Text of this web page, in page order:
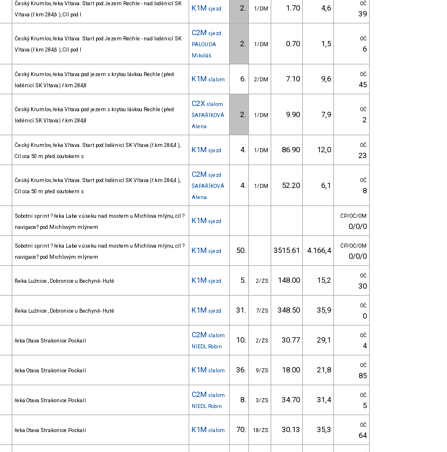
Český Krumlov, řeka Vltava. Start pod Jezem Rechle - nad loděnicí SK
Vltava (ř.km 284,6 ), Cíl pod l
K1M sjezd 2. 1/DM 1.70 4,6 OČ
39
Český Krumlov, řeka Vltava. Start pod Jezem Rechle - nad loděnicí SK
Vltava (ř.km 284,6 ), Cíl pod l
C2M sjezd
PALOUDA
Mikoláš
2. 1/DM 0.70 1,5
OČ
6
Český Krumlov, řeka Vltava pod jezem s krytou lávkou Rechle (před
loděnicí SK Vltava) ř.km 284,8
K1M slalom 6. 2/DM 7.10 9,6 OČ
45
Český Krumlov, řeka Vltava pod jezem s krytou lávkou Rechle (před
loděnicí SK Vltava) ř.km 284,8
C2X slalom
ŠAFAŘÍKOVÁ
Alena
2. 1/DM 9.90 7,9
OČ
2
Český Krumlov, řeka Vltava. Start pod loděnicí SK Vltava (ř.km 284,4 ),
Cíl cca 50 m před soutokem s
K1M sjezd 4. 1/DM 86.90 12,0 OČ
23
Český Krumlov, řeka Vltava. Start pod loděnicí SK Vltava (ř.km 284,4 ),
Cíl cca 50 m před soutokem s
C2M sjezd
ŠAFAŘÍKOVÁ
Alena
4. 1/DM 52.20 6,1
OČ
8
Sobotní sprint ? řeka Labe v úseku nad mostem u Michlova mlýnu, cíl ?
navigace? pod Michlovým mlýnem
K1M sjezd
ČP/OČ/OM
0/0/0
Sobotní sprint ? řeka Labe v úseku nad mostem u Michlova mlýnu, cíl ?
navigace? pod Michlovým mlýnem
K1M sjezd 50. 3515.61 4.166,4 ČP/OČ/OM
0/0/0
Řeka Lužnice , Dobronice u Bechyně- Hutě K1M sjezd 5. 2/ZS 148.00 15,2 OČ
30
Řeka Lužnice , Dobronice u Bechyně- Hutě K1M sjezd 31. 7/ZS 348.50 35,9 OČ
0
řeka Otava Strakonice Poskalí
C2M slalom
NIEDL Robin
10. 2/ZS 30.77 29,1 OČ
4
řeka Otava Strakonice Poskalí K1M slalom 36. 9/ZS 18.00 21,8 OČ
85
řeka Otava Strakonice Poskalí
C2M slalom
NIEDL Robin
8. 3/ZS 34.70 31,4 OČ
5
řeka Otava Strakonice Poskalí K1M slalom 70. 18/ZS 30.13 35,3 OČ
64